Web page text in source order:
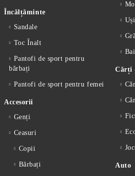
Încălțăminte
Sandale
Toc Înalt
Pantofi de sport pentru
bărbați
Pantofi de sport pentru femei
Accesorii
Genți
Ceasuri
Copii
Bărbați
Uși
Cărți
Auto